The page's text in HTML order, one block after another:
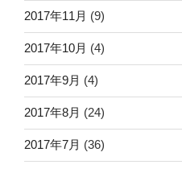
2017年11月 (9)
2017年10月 (4)
2017年9月 (4)
2017年8月 (24)
2017年7月 (36)